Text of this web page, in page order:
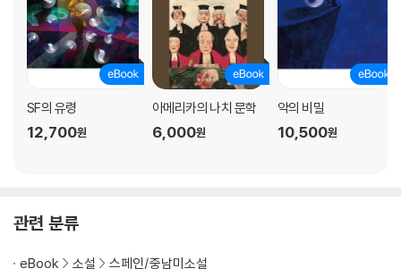
SF의 유령
12,700원
아메리카의 나치 문학
6,000원
악의 비밀
10,500원
관련 분류
eBook 소설
스페인/중남미소설